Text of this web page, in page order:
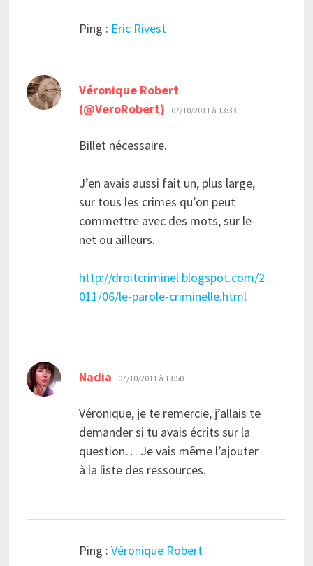
Ping : Eric Rivest
Véronique Robert
(@VeroRobert) dit :
07/10/2011 à 13:33
Billet nécessaire.
J’en avais aussi fait un, plus large,
sur tous les crimes qu’on peut
commettre avec des mots, sur le
net ou ailleurs.
http://droitcriminel.blogspot.com/2
011/06/le-parole-criminelle.html
Nadia dit :
07/10/2011 à 13:50
Véronique, je te remercie, j’allais te
demander si tu avais écrits sur la
question… Je vais même l’ajouter
à la liste des ressources.
Ping : Véronique Robert